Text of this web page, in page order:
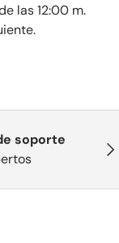
las 12:00 m.
soporte